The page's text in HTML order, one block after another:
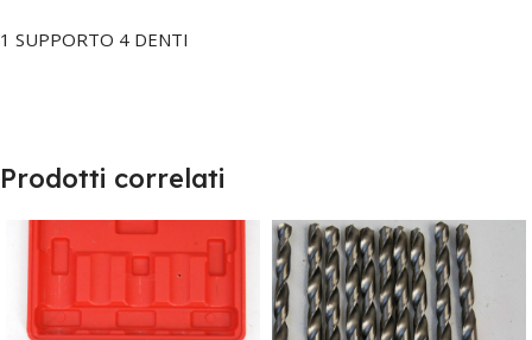
1 SUPPORTO 4 DENTI
Prodotti correlati